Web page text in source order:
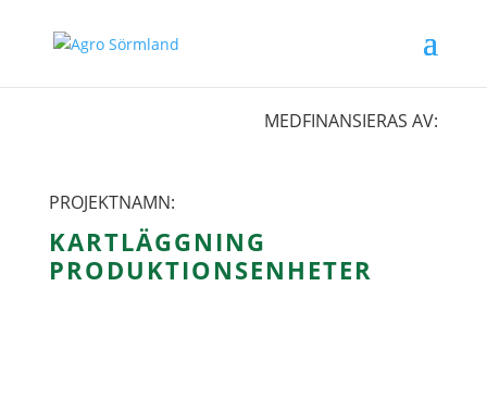
MEDFINANSIERAS AV:
PROJEKTNAMN:
KARTLÄGGNING
PRODUKTIONSENHETER